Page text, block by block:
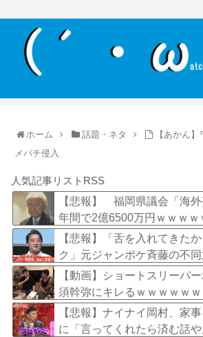
ホーム 話題・ネタ
【あかん
メバチ侵入
人気記事リストRSS
【悲報】 福岡県議会「海
年間で2億6500万円ｗｗｗｗ
【悲報】「舌を入れてきた
ク」元ジャンポケ斉藤の不
【動画】ショートスリーパ
須幹弥にキレるｗｗｗｗｗｗ
【悲報】ナイナイ岡村、家
に「言ってくれたら済む話